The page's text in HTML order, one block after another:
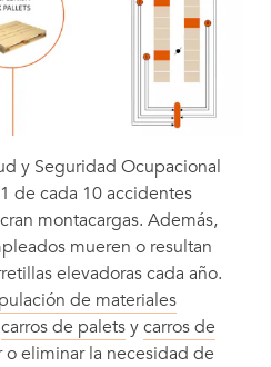
y Seguridad Ocupacional
de cada 10 accidentes
montacargas. Además,
mueren o resultan
elevadoras cada año.
de materiales
carros de paletsycarros de
eliminar la necesidad de